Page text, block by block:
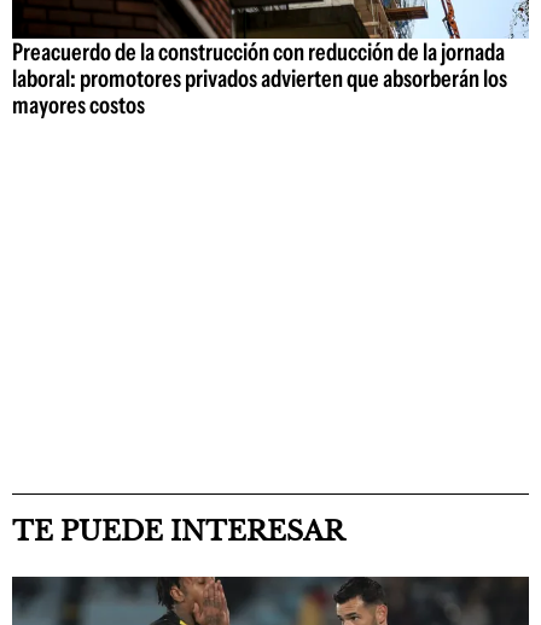
Preacuerdo de la construcción con reducción de la jornada
laboral: promotores privados advierten que absorberán los
mayores costos
TE PUEDE INTERESAR